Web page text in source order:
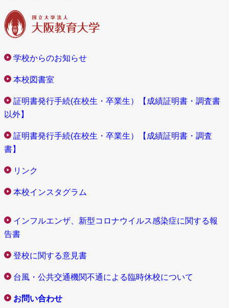
学校からのお知らせ
本校図書室
証明書発行手続(在校生・卒業生）【成績証明書・調査書
以外】
証明書発行手続(在校生・卒業生）【成績証明書・調査
書】
リンク
本校インスタグラム
インフルエンザ、新型コロナウイルス感染症に関する報
告書
登校に関する意見書
台風・公共交通機関不通による臨時休校について
お問い合わせ